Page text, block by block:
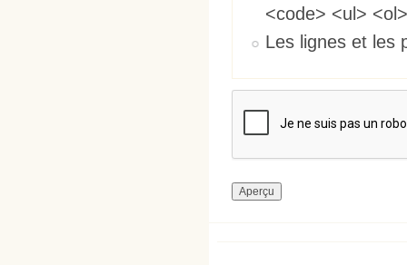
<code> <ul>
Les lignes et les